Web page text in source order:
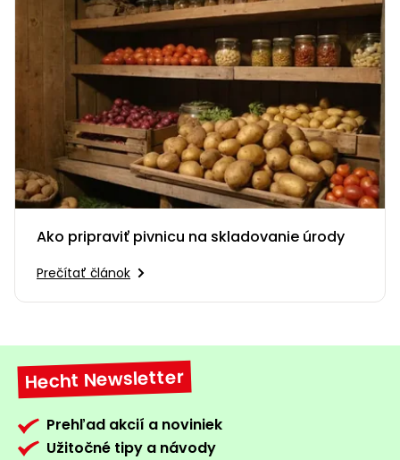
Ako pripraviť pivnicu na skladovanie úrody
Prečítať článok
Hecht Newsletter
Prehľad akcií a noviniek
Užitočné tipy a návody